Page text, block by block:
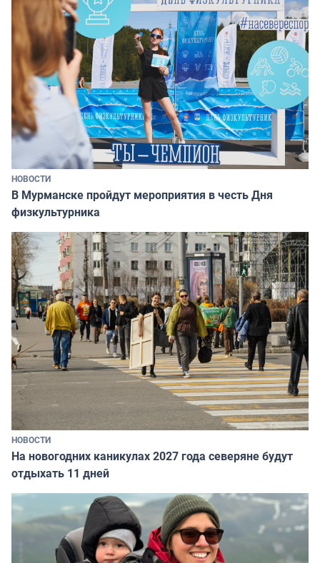
НОВОСТИ
В Мурманске пройдут мероприятия в честь Дня
физкультурника
НОВОСТИ
На новогодних каникулах 2027 года северяне будут
отдыхать 11 дней